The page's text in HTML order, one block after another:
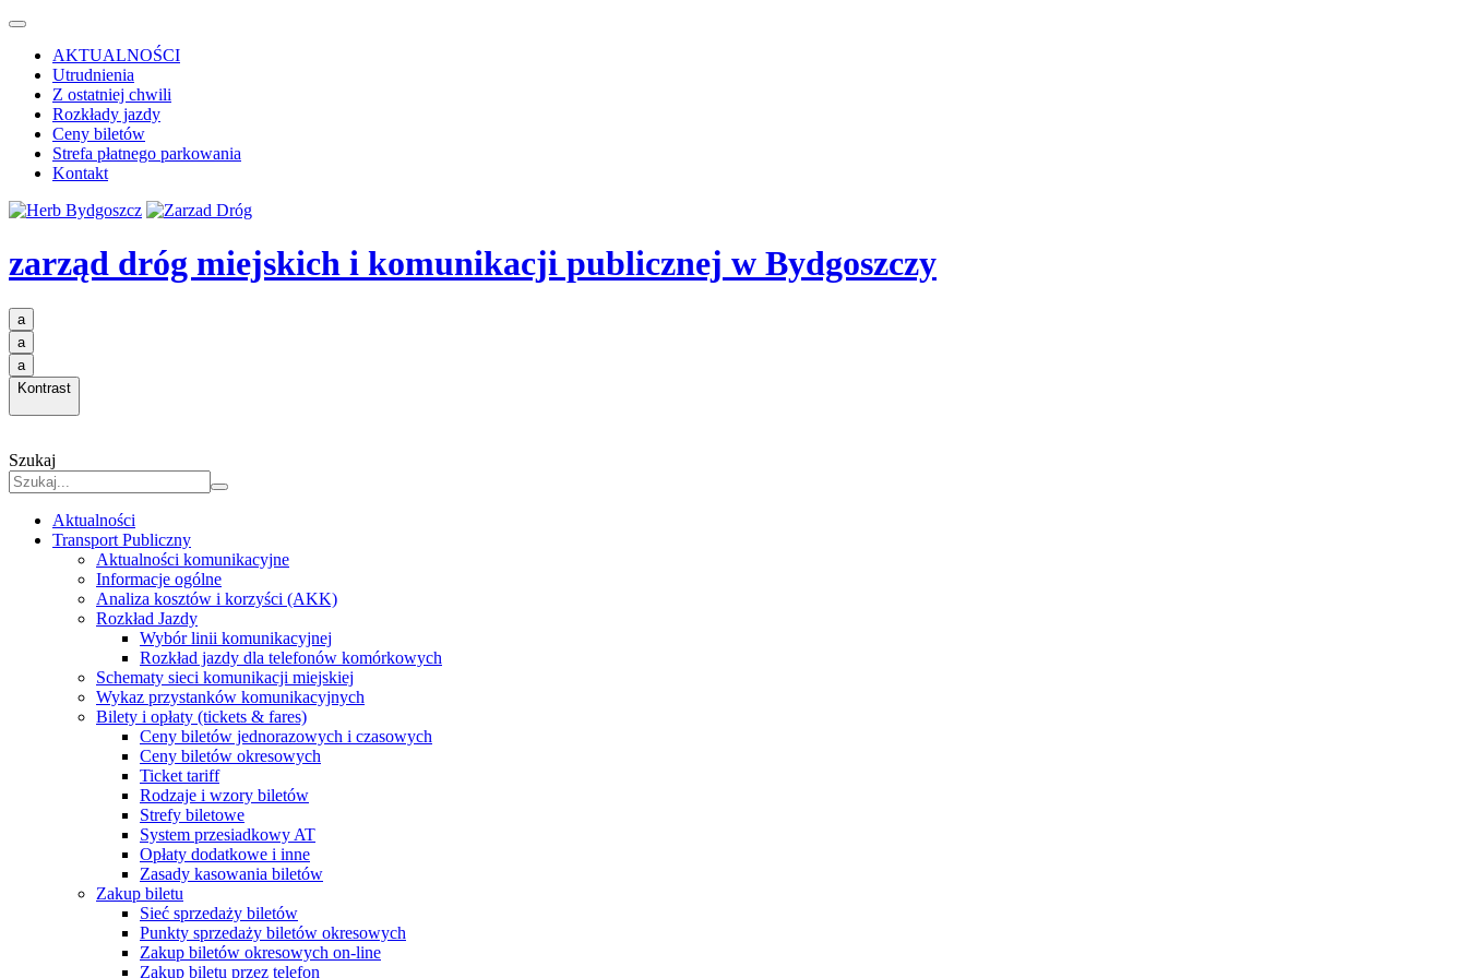
AKTUALNOŚCI
Utrudnienia
Z ostatniej chwili
Rozkłady jazdy
Ceny biletów
Strefa płatnego parkowania
Kontakt
zarząd dróg miejskich i komunikacji publicznej w Bydgoszczy
a
a
a
Kontrast
Szukaj
Aktualności
Transport Publiczny
Aktualności komunikacyjne
Informacje ogólne
Analiza kosztów i korzyści (AKK)
Rozkład Jazdy
Wybór linii komunikacyjnej
Rozkład jazdy dla telefonów komórkowych
Schematy sieci komunikacji miejskiej
Wykaz przystanków komunikacyjnych
Bilety i opłaty (tickets & fares)
Ceny biletów jednorazowych i czasowych
Ceny biletów okresowych
Ticket tariff
Rodzaje i wzory biletów
Strefy biletowe
System przesiadkowy AT
Opłaty dodatkowe i inne
Zasady kasowania biletów
Zakup biletu
Sieć sprzedaży biletów
Punkty sprzedaży biletów okresowych
Zakup biletów okresowych on-line
Zakup biletu przez telefon